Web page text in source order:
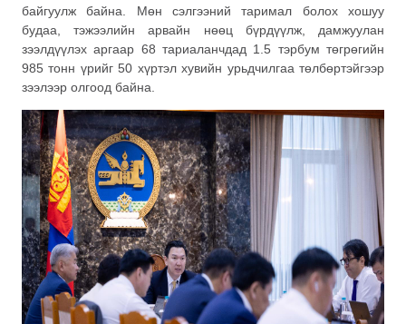
байгуулж байна. Мөн сэлгээний таримал болох хошуу
будаа, тэжээлийн арвайн нөөц бүрдүүлж, дамжуулан
зээлдүүлэх аргаар 68 тариаланчдад 1.5 тэрбум төгрөгийн
985 тонн үрийг 50 хүртэл хувийн урьдчилгаа төлбөртэйгээр
зээлээр олгоод байна.